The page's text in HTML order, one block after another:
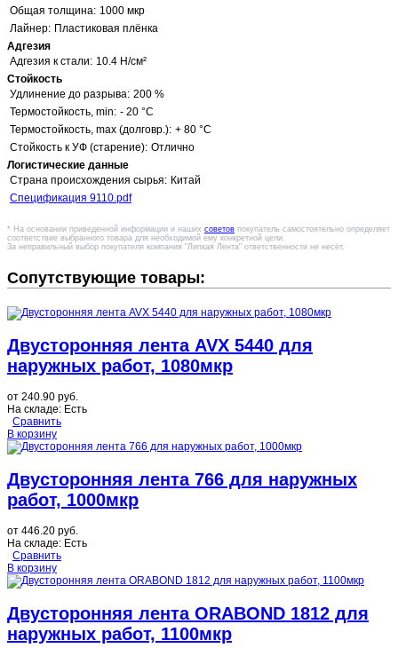
Общая толщина: 1000 мкр
Лайнер: Пластиковая плёнка
Адгезия
Адгезия к стали: 10.4 Н/см²
Стойкость
Удлинение до разрыва: 200 %
Термостойкость, min: - 20 °C
Термостойкость, max (долговр.): + 80 °C
Стойкость к УФ (старение): Отлично
Логистические данные
Страна происхождения сырья: Китай
Спецификация 9110.pdf
* На основании приведенной информации и наших советов покупатель самостоятельно определяет
соответствие выбранного товара для необходимой ему конкретной цели.
За неправильный выбор покупателя компания "Липкая Лента" ответственности не несёт.
Сопутствующие товары:
Двусторонняя лента AVX 5440 для
наружных работ, 1080мкр
от 240.90 руб.
На складе: Есть
Сравнить
В корзину
Двусторонняя лента 766 для наружных
работ, 1000мкр
от 446.20 руб.
На складе: Есть
Сравнить
В корзину
Двусторонняя лента ORABOND 1812 для
наружных работ, 1100мкр